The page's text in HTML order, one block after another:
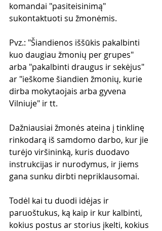
komandai "pasiteisinimą"
sukontaktuoti su žmonėmis.
Pvz.: "Šiandienos iššūkis pakalbinti
kuo daugiau žmonių per grupes"
arba "pakalbinti draugus ir sekėjus"
ar "ieškome šiandien žmonių, kurie
dirba mokytaojais arba gyvena
Vilniuje" ir tt.
Dažniausiai žmonės ateina į tinklinę
rinkodarą iš samdomo darbo, kur jie
turėjo viršininką, kuris duodavo
instrukcijas ir nurodymus, ir jiems
gana sunku dirbti nepriklausomai.
Todėl kai tu duodi idėjas ir
paruoštukus, ką kaip ir kur kalbinti,
kokius postus ar storius įkelti, kokius